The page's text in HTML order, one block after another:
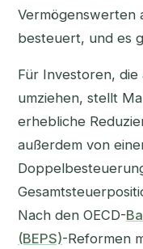
Vermögenswerten
besteuert, und es
Für Investoren,
umziehen, stellt
erhebliche
außerdem von
Nach den OECD-
(BEPS)-Reformen